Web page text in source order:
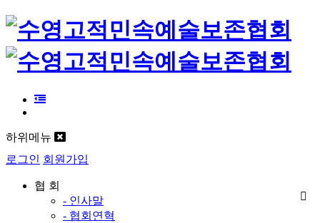
하위메뉴
로그인 회원가입
협 회
- 인사말
- 협회연혁